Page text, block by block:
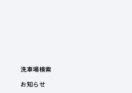
洗車場検索
お知らせ